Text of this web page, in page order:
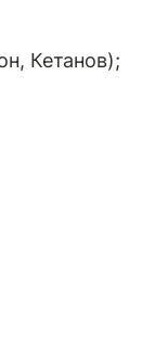
Кетанов);